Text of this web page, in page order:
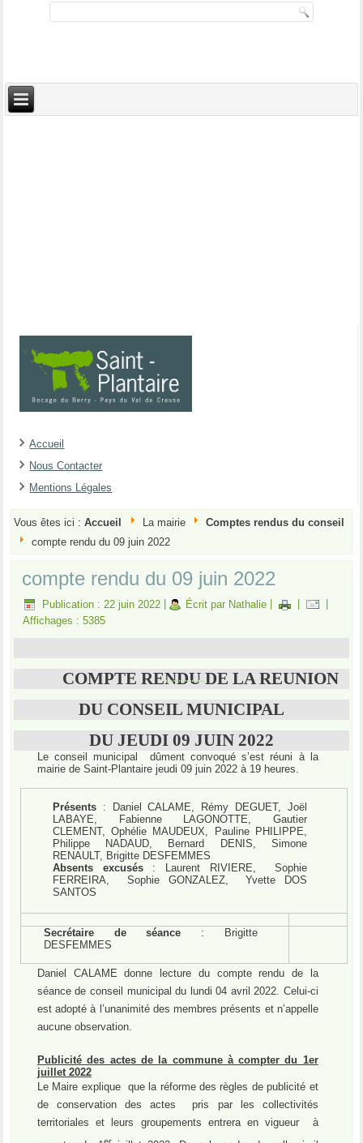
Accueil
Nous Contacter
Mentions Légales
Vous êtes ici :Accueil La mairie
Comptes rendus du conseil
compte rendu du 09 juin 2022
compte rendu du 09 juin 2022
Publication : 22 juin 2022 Écrit par Nathalie
Affichages : 5385
COMPTE RENDU DE LA REUNION
DU CONSEIL MUNICIPAL
DU JEUDI 09 JUIN 2022
Le conseil municipal
dûment convoqué s’est réuni à la
mairie de Saint-Plantaire jeudi 09 juin 2022 à 19 heures.
Présents : Daniel CALAME, Rémy DEGUET, Joël
LABAYE, Fabienne LAGONOTTE, Gautier
CLEMENT, Ophélie MAUDEUX, Pauline PHILIPPE,
Philippe NADAUD, Bernard DENIS, Simone
RENAULT, Brigitte DESFEMMES
Absents excusés: Laurent RIVIERE,
Sophie
FERREIRA,
Sophie GONZALEZ,
Yvette DOS
SANTOS
Secrétaire de séance : Brigitte
DESFEMMES
Daniel CALAME donne lecture du compte rendu de la
séance de conseil municipal du lundi 04 avril 2022. Celui-ci
est adopté à l’unanimité des membres présents et n’appelle
aucune observation.
Publicité des actes de la commune à compter du 1er
juillet 2022
Le Maire explique
que la réforme des règles de publicité et
de conservation des actes
pris par les collectivités
territoriales et leurs groupements entrera en vigueur
à
er